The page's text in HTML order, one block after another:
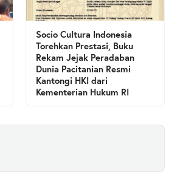
Socio Cultura Indonesia
Torehkan Prestasi, Buku
Rekam Jejak Peradaban
Dunia Pacitanian Resmi
Kantongi HKI dari
Kementerian Hukum RI